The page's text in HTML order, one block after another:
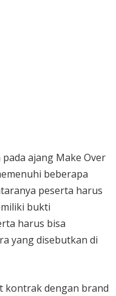
ajang Make Over
beberapa
peserta harus
bukti
harus bisa
yang disebutkan di
kontrak dengan brand